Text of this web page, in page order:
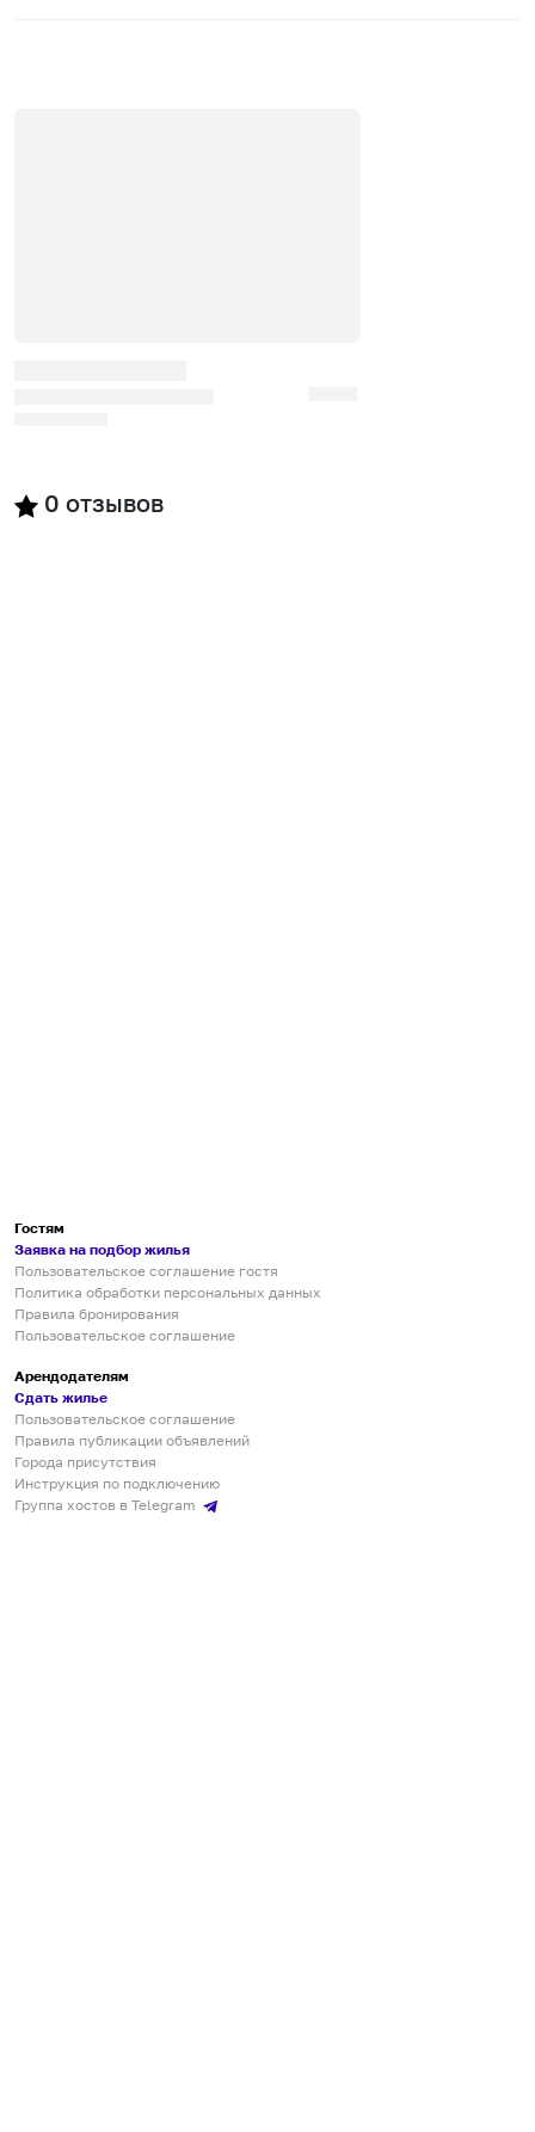
0 отзывов
Гостям
Заявка на подбор жилья
Пользовательское соглашение гостя
Политика обработки персональных данных
Правила бронирования
Пользовательское соглашение
Арендодателям
Сдать жилье
Пользовательское соглашение
Правила публикации объявлений
Города присутствия
Инструкция по подключению
Группа хостов в Telegram